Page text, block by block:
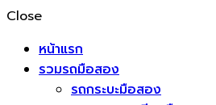
Close
หน้าแรก
รวมรถมือสอง
รถกระบะมือสอง